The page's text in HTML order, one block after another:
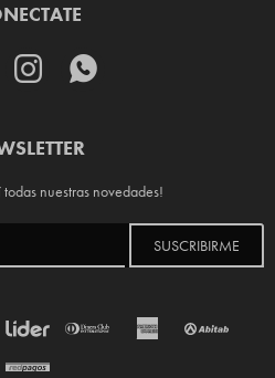
 
todas nuestras novedades!
SUSCRIBIRME